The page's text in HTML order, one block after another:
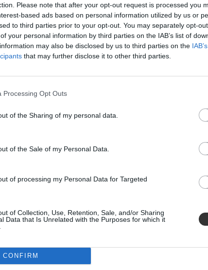
Please note that after your opt-out request is processed you
based ads based on personal information utilized by us or
to third parties prior to your opt-out. You may separately opt-
your personal information by third parties on the IAB’s list of
may also be disclosed by us to third parties on the
that may further disclose it to other third parties.
Processing Opt Outs
of the Sharing of my personal data.
of the Sale of my Personal Data.
of processing my Personal Data for Targeted
of Collection, Use, Retention, Sale, and/or Sharing
Data that Is Unrelated with the Purposes for which it
CONFIRM
ötös a magyar
tavasszal fogjuk megtudni, az elmúlt években az a tendencia